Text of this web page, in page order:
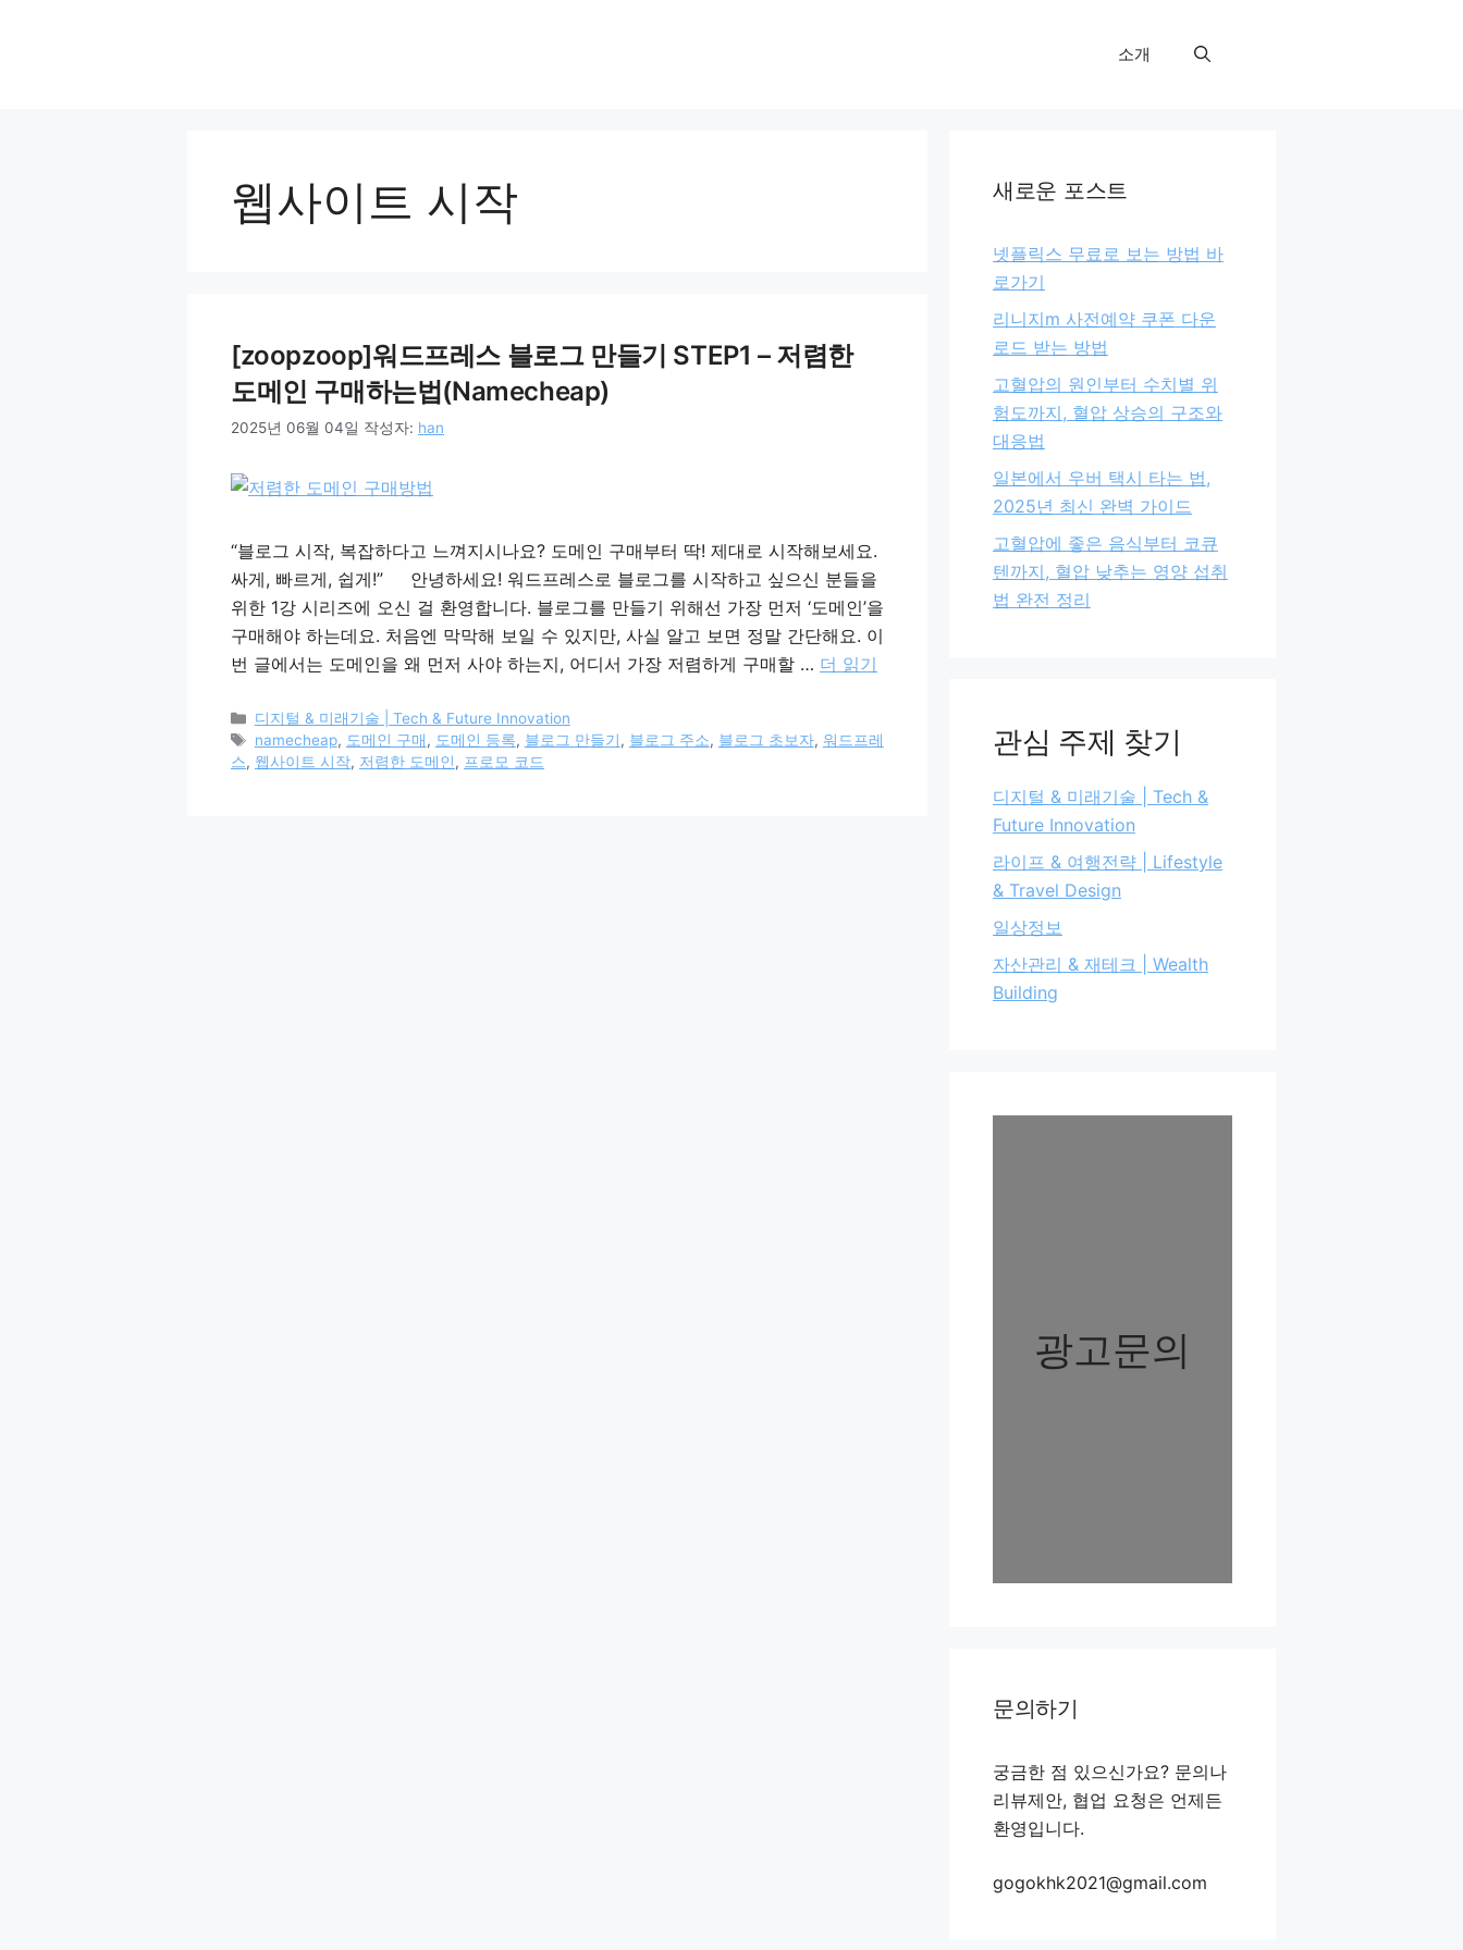
소개
웹사이트 시작
[zoopzoop]워드프레스 블로그 만들기 STEP1 – 저렴한
도메인 구매하는법(Namecheap)
2025년 06월 04일 작성자: han
“블로그 시작, 복잡하다고 느껴지시나요? 도메인 구매부터 딱! 제대로 시작해보세요.
싸게, 빠르게, 쉽게!” 안녕하세요! 워드프레스로 블로그를 시작하고 싶으신 분들을
위한 1강 시리즈에 오신 걸 환영합니다. 블로그를 만들기 위해선 가장 먼저 ‘도메인’을
구매해야 하는데요. 처음엔 막막해 보일 수 있지만, 사실 알고 보면 정말 간단해요. 이
번 글에서는 도메인을 왜 먼저 사야 하는지, 어디서 가장 저렴하게 구매할 … 더 읽기
카
테
고
디지털 & 미래기술 | Tech & Future Innovation
태
그
namecheap, 도메인 구매, 도메인 등록, 블로그 만들기, 블로그 주소, 블로그 초보자, 워드프레
스, 웹사이트 시작, 저렴한 도메인, 프로모 코드
새로운 포스트
넷플릭스 무료로 보는 방법 바
로가기
리니지m 사전예약 쿠폰 다운
로드 받는 방법
고혈압의 원인부터 수치별 위
험도까지, 혈압 상승의 구조와
대응법
일본에서 우버 택시 타는 법,
2025년 최신 완벽 가이드
고혈압에 좋은 음식부터 코큐
텐까지, 혈압 낮추는 영양 섭취
법 완전 정리
관심 주제 찾기
디지털 & 미래기술 | Tech &
Future Innovation
라이프 & 여행전략 | Lifestyle
& Travel Design
일상정보
자산관리 & 재테크 | Wealth
Building
광고문의
문의하기
궁금한 점 있으신가요? 문의나
리뷰제안, 협업 요청은 언제든
환영입니다.
gogokhk2021@gmail.com